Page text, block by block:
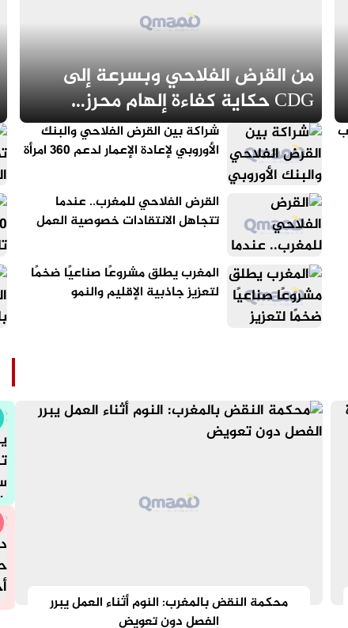
من القرض الفلاحي وبسرعة إلى
CDG حكاية كفاءة إلهام محرز…
شراكة بين القرض الفلاحي والبنك
الأوروبي لإعادة الإعمار لدعم 360 امرأة
القرض الفلاحي للمغرب.. عندما
تتجاهل الانتقادات خصوصية العمل
المغرب يطلق مشروعًا صناعيًا ضخمًا
لتعزيز جاذبية الإقليم والنمو
محكمة النقض بالمغرب: النوم أثناء العمل يبرر
الفصل دون تعويض